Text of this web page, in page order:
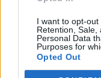
I want to opt-out
Retention, Sale,
Personal Data
Purposes for
Opted Out
Mikor lesz a BL
ban?